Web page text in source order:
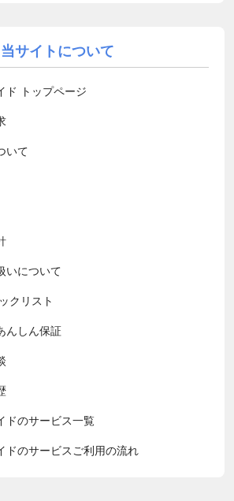
当サイトについて
ド トップページ
いて
いについて
クリスト
んしん保証
ドのサービス一覧
ドのサービスご利用の流れ